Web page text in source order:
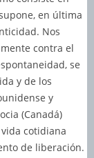
en última
Nos
contra el
se
y de los
y
(Canadá)
cotidiana
de liberación.